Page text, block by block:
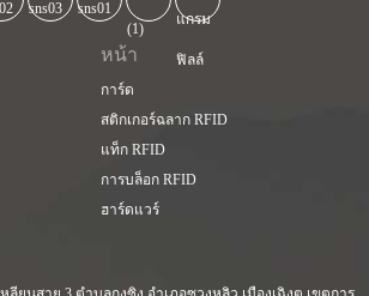
หน้า
การ์ด
สติกเกอร์ฉลาก RFID
แท็ก RFID
การบล็อก RFID
ฮาร์ดแวร์